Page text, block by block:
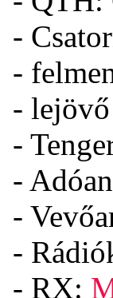
-
-
-
-
-
-
-
- RX: